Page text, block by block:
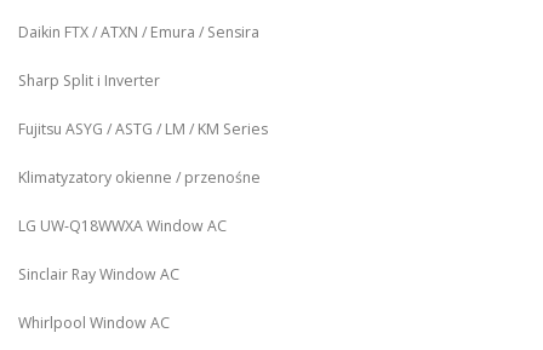
Daikin FTX / ATXN / Emura / Sensira
Sharp Split i Inverter
Fujitsu ASYG / ASTG / LM / KM Series
Klimatyzatory okienne / przenośne
LG UW‑Q18WWXA Window AC
Sinclair Ray Window AC
Whirlpool Window AC